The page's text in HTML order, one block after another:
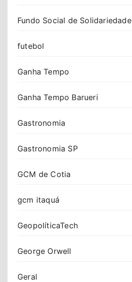
Fundo Social de Solidariedade
futebol
Ganha Tempo
Ganha Tempo Barueri
Gastronomia
Gastronomia SP
GCM de Cotia
gcm itaquá
GeopolíticaTech
George Orwell
Geral